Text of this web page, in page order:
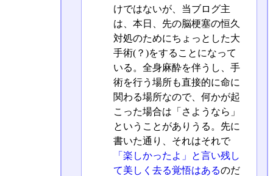
けではないが、当ブログ主
は、本日、先の脳梗塞の恒久
対処のためにちょっとした大
手術(？)をすることになって
いる。全身麻酔を伴うし、手
術を行う場所も直接的に命に
関わる場所なので、何かが起
こった場合は「さようなら」
ということがありうる。先に
書いた通り、それはそれで
「楽しかったよ」と言い残し
て美しく去る覚悟はあるのだ